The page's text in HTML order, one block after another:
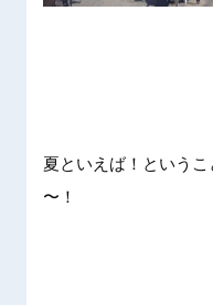
夏といえ ば！という
〜！